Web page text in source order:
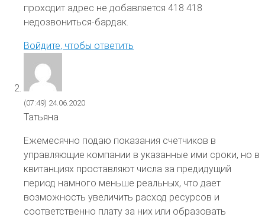
проходит адрес не добавляется 418 418
недозвониться-бардак.
Войдите, чтобы ответить
(07:49) 24.06.2020
Татьяна
Ежемесячно подаю показания счетчиков в
управляющие компании в указанные ими сроки, но в
квитанциях проставляют числа за предидущий
период намного меньше реальных, что дает
возможность увеличить расход ресурсов и
соответственно плату за них или образовать